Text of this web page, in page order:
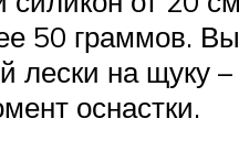
50 граммов.
лески на щуку –
оснастки.